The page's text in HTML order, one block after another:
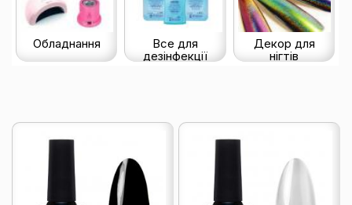
Обладнання
Все для
дезінфекції
Декор для
нігтів